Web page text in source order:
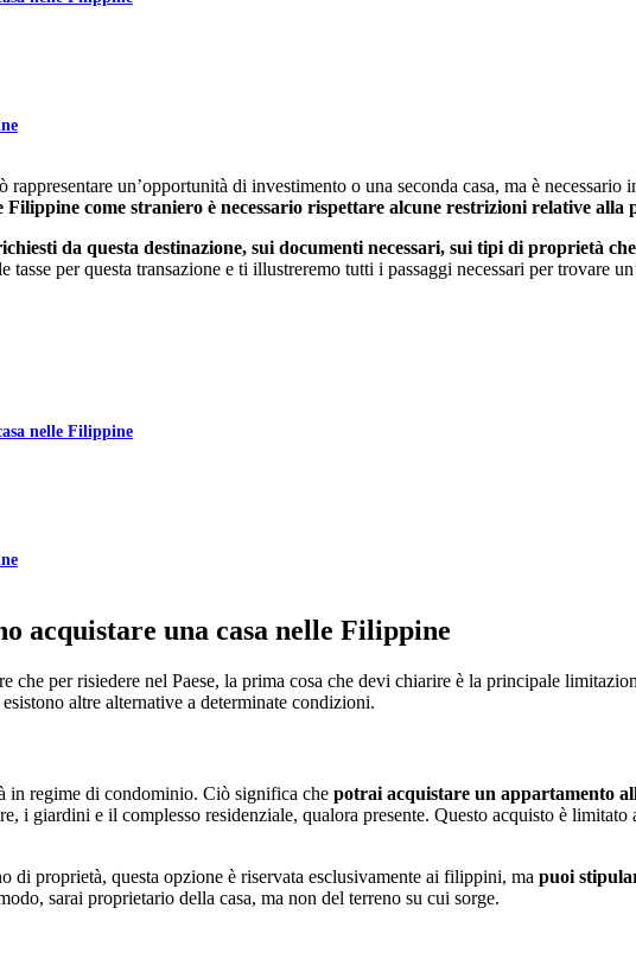
un’opportunità di investimento o una seconda casa, ma è
Filippine come straniero è necessario rispettare alcune restrizioni relative
da questa destinazione, sui documenti necessari, sui tipi di proprietà
per questa transazione e ti illustreremo tutti i passaggi necessari per trovare
nelle Filippine
acquistare una casa nelle Filippine
che per risiedere nel Paese, la prima cosa che devi chiarire è la principale
esistono altre alternative a determinate condizioni.
in regime di condominio. Ciò significa che potrai acquistare un appartamento
i giardini e il complesso residenziale, qualora presente. Questo acquisto è
di proprietà, questa opzione è riservata esclusivamente ai filippini, ma puoi
sarai proprietario della casa, ma non del terreno su cui sorge.